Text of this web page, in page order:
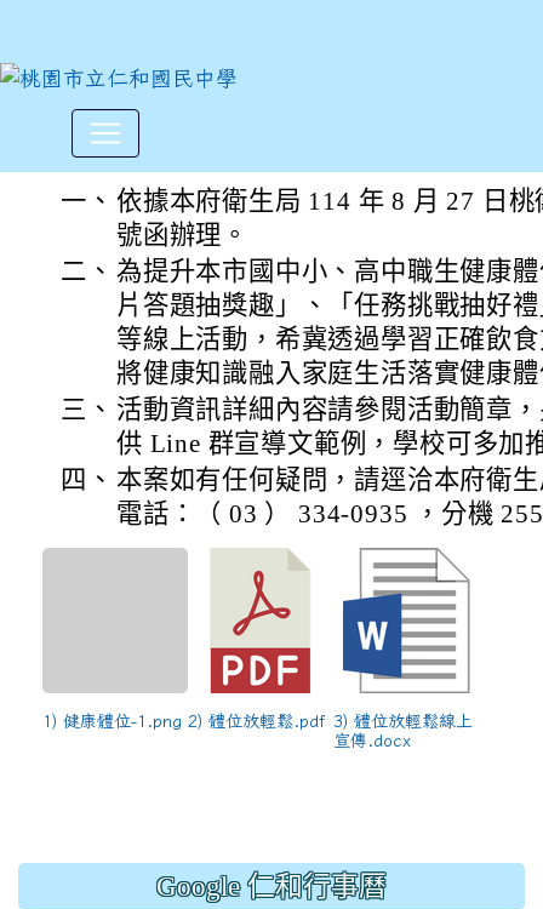
本府衛生局辦理114年本市國
一、 依據本府衛生局 114 年 8 月 27 日
號函辦理。
二、 為提升本市國中小、高中職生健康
片答題抽獎趣」、「任務挑戰抽好
等線上活動，希冀透過學習正確飲
將健康知識融入家庭生活落實健康
三、 活動資訊詳細內容請參閱活動簡章
供 Line 群宣導文範例，學校可多加
四、 本案如有任何疑問，請逕洽本府衛
電話：（ 03 ） 334-0935 ，分機
1) 健康體位-1.png 2) 體位放輕鬆.pdf 3) 體位放輕鬆線上
宣傳.docx
Google 仁和行事曆